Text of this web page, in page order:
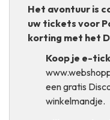
Het avontuur is
uw tickets voor
korting met het
Koop je e-
een gratis
winkelmandje.